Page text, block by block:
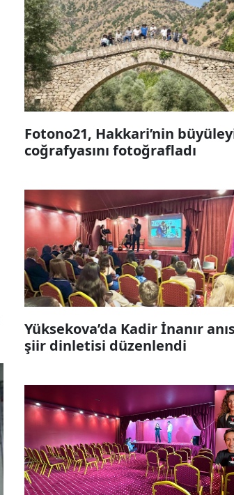
Fotono21, Hakkari’nin
coğrafyasını fotoğrafladı
Yüksekova’da Kadir İnanır
şiir dinletisi düzenlendi